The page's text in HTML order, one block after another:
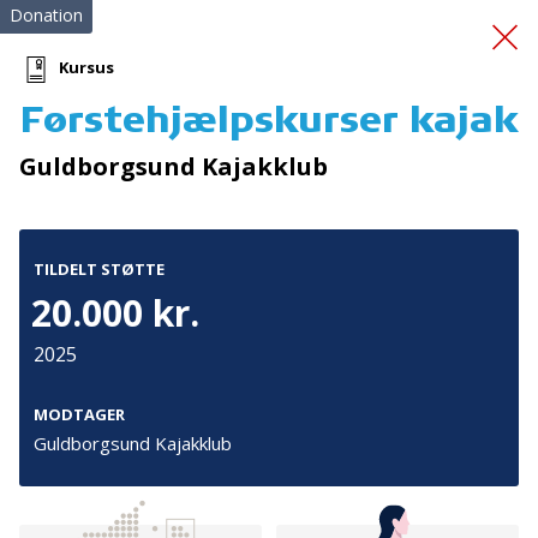
Førstehjælpskursus
og
Donation
Kursus
Førstehjælpskurser kajak
Guldborgsund Kajakklub
TILDELT STØTTE
20.000 kr.
2025
MODTAGER
Guldborgsund Kajakklub
Tilmeld nyhedsbrev
De seneste nyheder om TrygFondens og TryghedsGruppens
aktiviteter direkte i din indbakke.